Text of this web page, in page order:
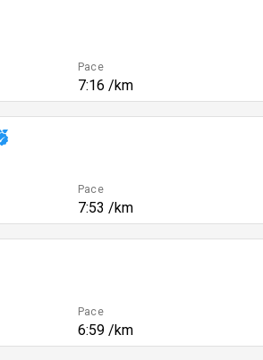
Pace
7:16 /km
Pace
7:53 /km
Pace
6:59 /km